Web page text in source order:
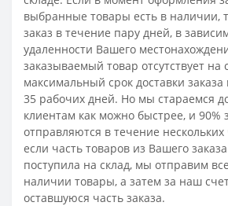
выбранные товары есть в наличии,
заказ в течение пару дней, в
удаленности Вашего
заказываемый товар отсутствует на
максимальный срок доставки заказа
35 рабочих дней. Но мы стараемся
клиентам как можно быстрее, и 90%
отправляются в течение нескольких
если часть товаров из Вашего
поступила на склад, мы отправим
наличии товары, а затем за наш
оставшуюся часть заказа.